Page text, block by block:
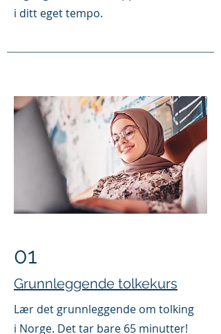
i ditt eget tempo.
01
Grunnleggende tolkekurs
Lær det grunnleggende om tolking
i Norge. Det tar bare 65 minutter!